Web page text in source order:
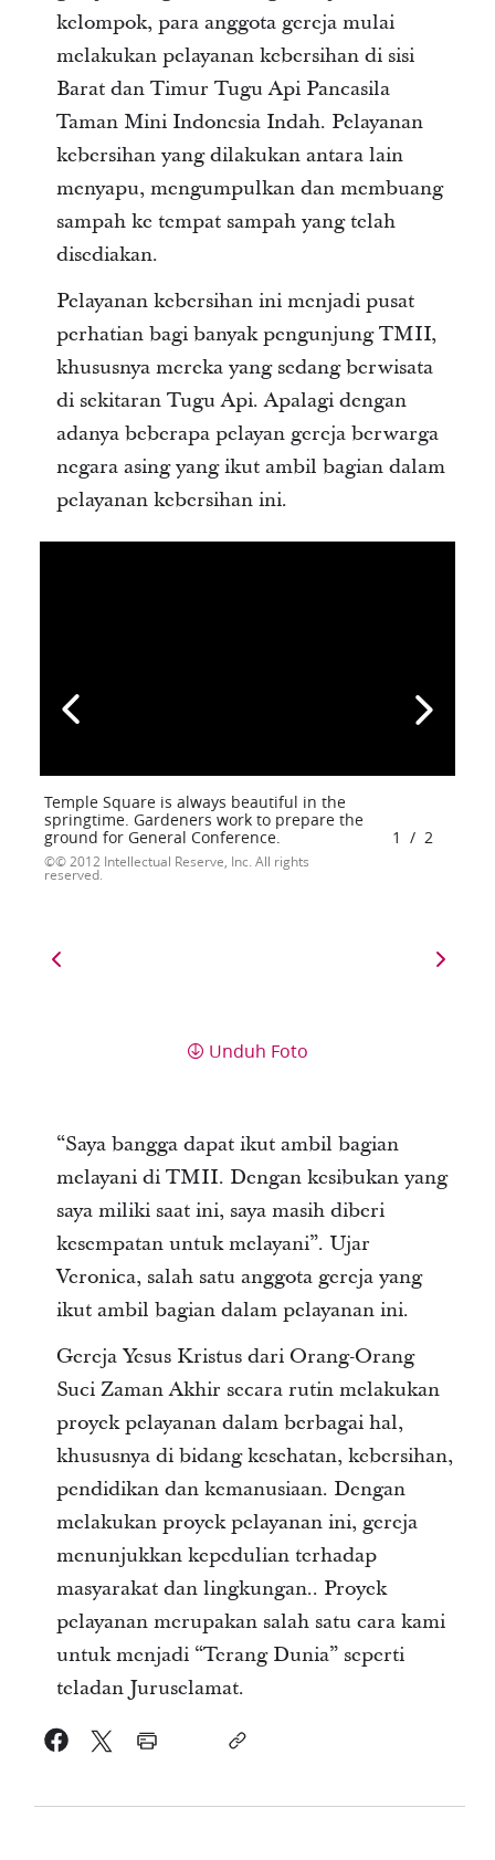
kelompok, para anggota gereja mulai
melakukan pelayanan kebersihan di sisi
Barat dan Timur Tugu Api Pancasila
Taman Mini Indonesia Indah. Pelayanan
kebersihan yang dilakukan antara lain
menyapu, mengumpulkan dan membuang
sampah ke tempat sampah yang telah
disediakan.
Pelayanan kebersihan ini menjadi pusat
perhatian bagi banyak pengunjung TMII,
khususnya mereka yang sedang berwisata
di sekitaran Tugu Api. Apalagi dengan
adanya beberapa pelayan gereja berwarga
negara asing yang ikut ambil bagian dalam
pelayanan kebersihan ini.
Temple Square is always beautiful in the
springtime. Gardeners work to prepare the
ground for General Conference.
© 2012 Intellectual Reserve, Inc. All rights
reserved.
1 / 2
Unduh Foto
“Saya bangga dapat ikut ambil bagian
melayani di TMII. Dengan kesibukan yang
saya miliki saat ini, saya masih diberi
kesempatan untuk melayani”. Ujar
Veronica, salah satu anggota gereja yang
ikut ambil bagian dalam pelayanan ini.
Gereja Yesus Kristus dari Orang-Orang
Suci Zaman Akhir secara rutin melakukan
proyek pelayanan dalam berbagai hal,
khususnya di bidang kesehatan, kebersihan,
pendidikan dan kemanusiaan. Dengan
melakukan proyek pelayanan ini, gereja
menunjukkan kepedulian terhadap
masyarakat dan lingkungan.. Proyek
pelayanan merupakan salah satu cara kami
untuk menjadi “Terang Dunia” seperti
teladan Juruselamat.